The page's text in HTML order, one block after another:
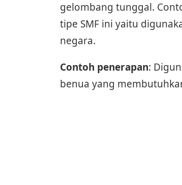
gelombang tunggal.
tipe SMF ini yaitu
negara.
Contoh penerapan:
benua yang